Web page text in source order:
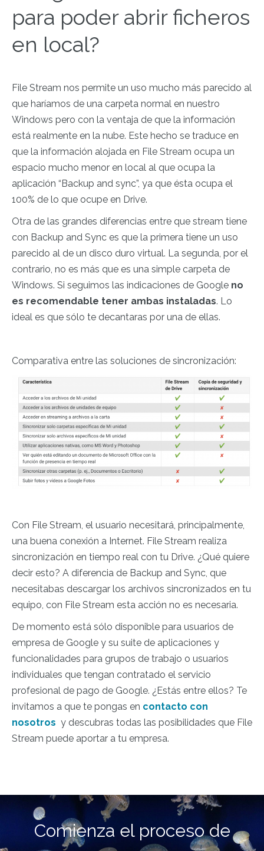
para poder abrir ficheros
en local?
File Stream nos permite un uso mucho más parecido al
que haríamos de una carpeta normal en nuestro
Windows pero con la ventaja de que la información
está realmente en la nube. Este hecho se traduce en
que la información alojada en File Stream ocupa un
espacio mucho menor en local al que ocupa la
aplicación “Backup and sync”, ya que ésta ocupa el
100% de lo que ocupe en Drive.
Otra de las grandes diferencias entre que stream tiene
con Backup and Sync es que la primera tiene un uso
parecido al de un disco duro virtual. La segunda, por el
contrario, no es más que es una simple carpeta de
Windows. Si seguimos las indicaciones de Google no
es recomendable tener ambas instaladas. Lo
ideal es que sólo te decantaras por una de ellas.
Comparativa entre las soluciones de sincronización:
Con File Stream, el usuario necesitará, principalmente,
una buena conexión a Internet. File Stream realiza
sincronización en tiempo real con tu Drive. ¿Qué quiere
decir esto? A diferencia de Backup and Sync, que
necesitabas descargar los archivos sincronizados en tu
equipo, con File Stream esta acción no es necesaria.
De momento está sólo disponible para usuarios de
empresa de Google y su suite de aplicaciones y
funcionalidades para grupos de trabajo o usuarios
individuales que tengan contratado el servicio
profesional de pago de Google. ¿Estás entre ellos? Te
invitamos a que te pongas en contacto con
nosotros y descubras todas las posibilidades que File
Stream puede aportar a tu empresa.
Comienza el proceso de